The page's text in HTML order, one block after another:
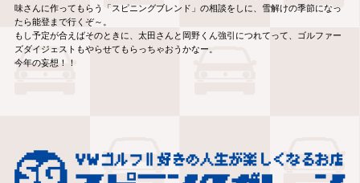
味さんに作ってもらう「スピニングブレンド」の相談をしに、雪解けの季節になっ
たら能登まで行くぞ～。
もし予定が合えばそのときに、太田さんと岡野くん強引につれてって、ゴルファー
ズダイジェストもやらせてもらっちゃおうかなー。
今年の妄想！！